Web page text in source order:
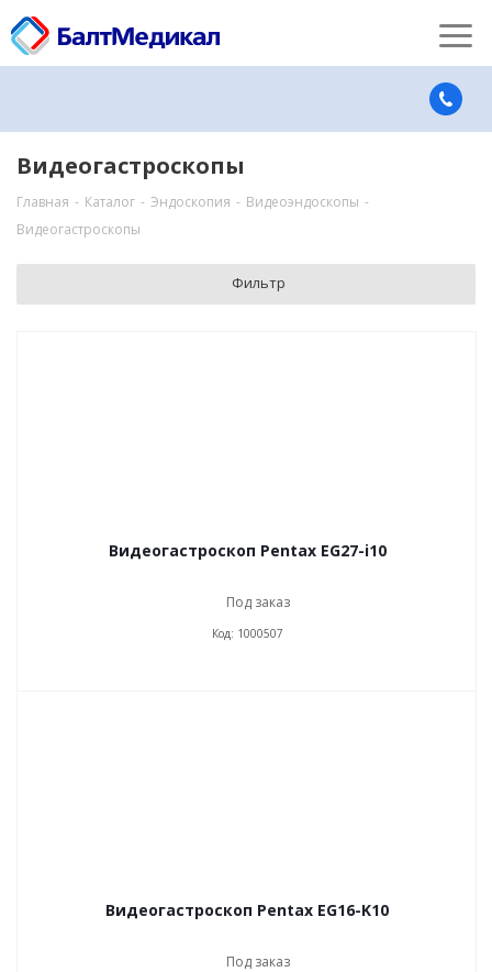
Видеогастроскопы
Главная - Каталог - Эндоскопия - Видеоэндоскопы -
Видеогастроскопы
Фильтр
Видеогастроскоп Pentax EG27-i10
Под заказ
Код: 1000507
Видеогастроскоп Pentax EG16-K10
Под заказ